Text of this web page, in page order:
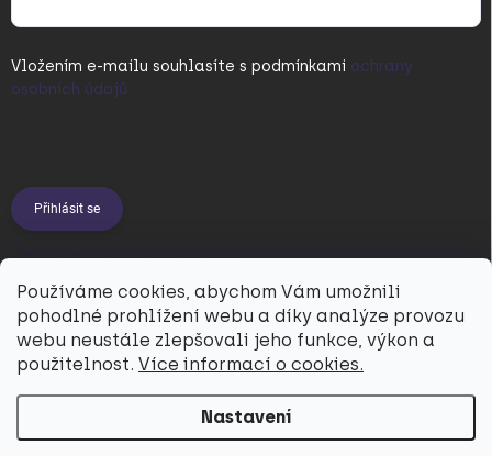
Používáme cookies, abychom Vám umožnili
pohodlné prohlížení webu a díky analýze provozu
webu neustále zlepšovali jeho funkce, výkon a
použitelnost. Více informací o cookies.
Nastavení
Vložením e-mailu souhlasíte s podmínkami ochrany
osobních údajů
Přihlásit se
PŘIJÍMÁME ONLINE PLATBY